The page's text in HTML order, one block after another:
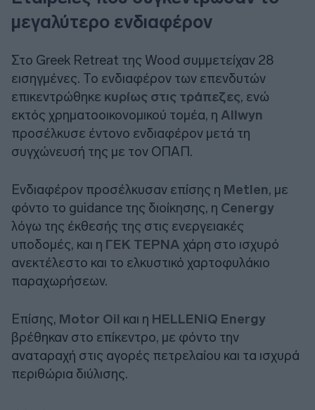
μεγαλύτερο ενδιαφέρον
Στο Greek Retreat της Wood συμμετείχαν 28
εισηγμένες. Το ενδιαφέρον των επενδυτών
επικεντρώθηκε κυρίως στις τράπεζες, ενώ
εκτός χρηματοοικονομικού τομέα, η Allwyn
προσέλκυσε έντονο ενδιαφέρον μετά τη
συγχώνευσή της με τον ΟΠΑΠ.
Ενδιαφέρον προσέλκυσαν επίσης η Metlen, με
φόντο το guidance της διοίκησης, η Cenergy
λόγω της έκθεσής της στις ενεργειακές
υποδομές, και η ΓΕΚ ΤΕΡΝΑ χάρη στο ισχυρό
ανεκτέλεστο και το ελκυστικό χαρτοφυλάκιο
παραχωρήσεων.
Επίσης, Motor Oil και η HELLENiQ Energy
βρέθηκαν στο επίκεντρο, με φόντο την
αναταραχή στις αγορές πετρελαίου και τα ισχυρά
περιθώρια διύλισης.